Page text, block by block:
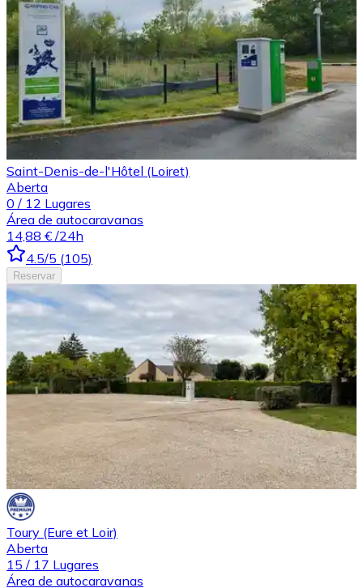
Saint-Denis-de-l'Hôtel (Loiret)
Aberta
0 / 12 Lugares
Área de autocaravanas
14,88 € /24h
4.5/5 (105)
Reservar
Toury (Eure et Loir)
Aberta
15 / 17 Lugares
Área de autocaravanas